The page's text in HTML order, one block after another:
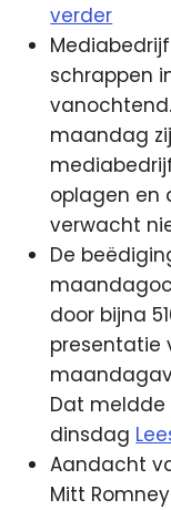
verder
schrappen
maandag
oplagen en
verwacht
De
door bijna
presentatie
Dat meldde
dinsdag
Aandacht
Mitt